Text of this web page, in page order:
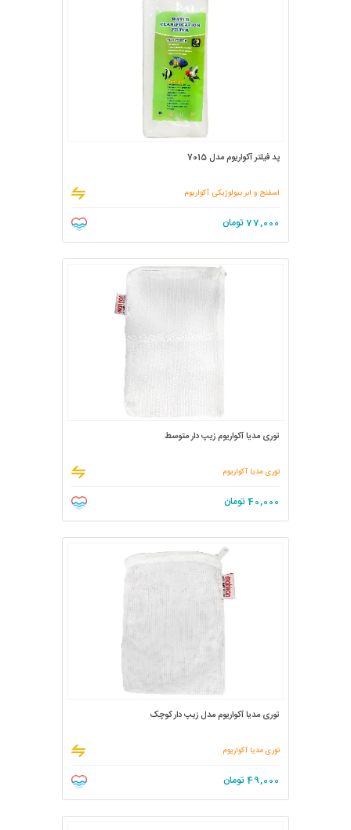
پد فیلتر آکواریوم مدل 7015
اسفنج و ابر بیولوژیکی آکواریوم
77,000تومان
توری مدیا آکواریوم زیپ دار متوسط
توری مدیا آکواریوم
40,000 تومان
توری مدیا آکواریوم مدل زیپ دار کوچک
توری مدیا آکواریوم
49,000 تومان